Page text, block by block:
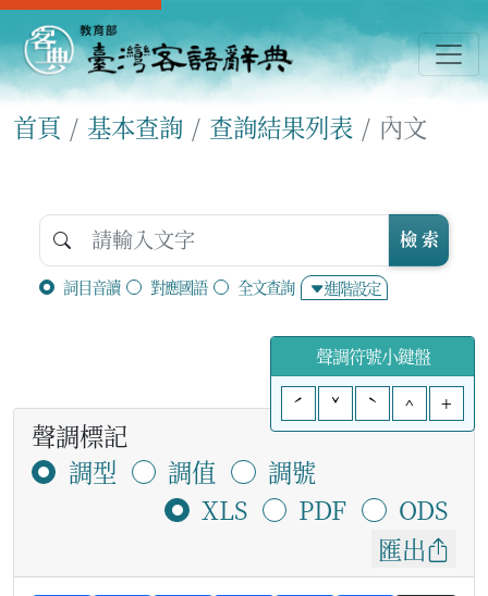
首頁 基本查詢 查詢結果列表 內文
詞目音讀 對應國語 全文查詢 進階設定
檢 索
聲調符號小鍵盤
ˊ
ˇ ˋ ^ +
聲調標記
調型
調值
調號
XLS
PDF
ODS
匯出